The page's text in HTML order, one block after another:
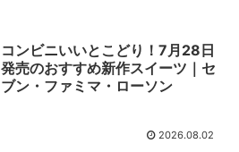
コンビニいいとこどり！7月28日
発売のおすすめ新作スイーツ｜セ
ブン・ファミマ・ローソン
2026.08.02